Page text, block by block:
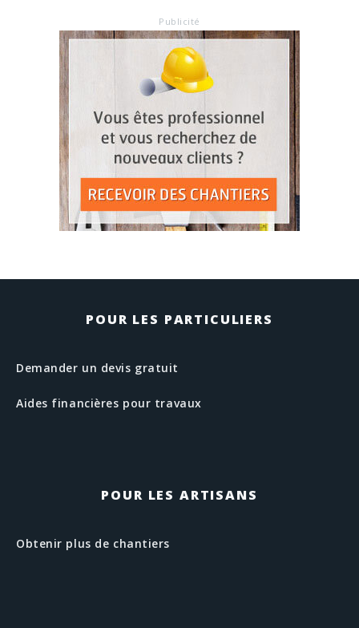
Publicité
POUR LES PARTICULIERS
Demander un devis gratuit
Aides financières pour travaux
POUR LES ARTISANS
Obtenir plus de chantiers